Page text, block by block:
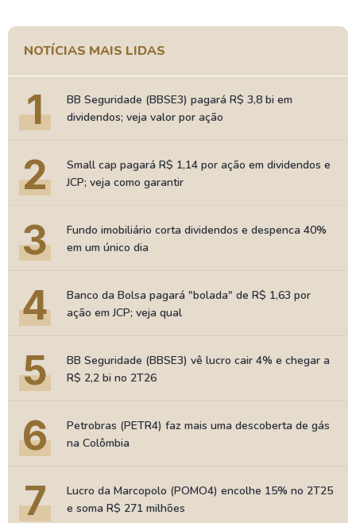
NOTÍCIAS MAIS LIDAS
1
BB Seguridade (BBSE3) pagará R$ 3,8 bi em
dividendos; veja valor por ação
2
Small cap pagará R$ 1,14 por ação em dividendos e
JCP; veja como garantir
3
Fundo imobiliário corta dividendos e despenca 40%
em um único dia
4
Banco da Bolsa pagará "bolada" de R$ 1,63 por
ação em JCP; veja qual
5
BB Seguridade (BBSE3) vê lucro cair 4% e chegar a
R$ 2,2 bi no 2T26
6
Petrobras (PETR4) faz mais uma descoberta de gás
na Colômbia
7
Lucro da Marcopolo (POMO4) encolhe 15% no 2T25
e soma R$ 271 milhões